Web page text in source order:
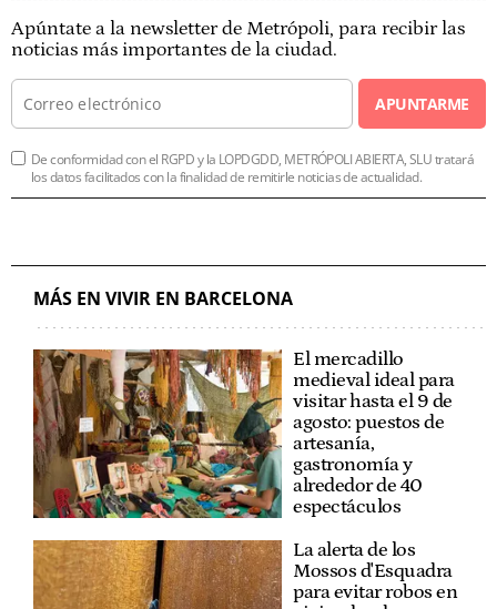
Apúntate a la newsletter de Metrópoli, para recibir las
noticias más importantes de la ciudad.
APUNTARME
De conformidad con el RGPD y la LOPDGDD, METRÓPOLI ABIERTA, SLU tratará
los datos facilitados con la finalidad de remitirle noticias de actualidad.
MÁS EN VIVIR EN BARCELONA
El mercadillo
medieval ideal para
visitar hasta el 9 de
agosto: puestos de
artesanía,
gastronomía y
alrededor de 40
espectáculos
La alerta de los
Mossos d'Esquadra
para evitar robos en